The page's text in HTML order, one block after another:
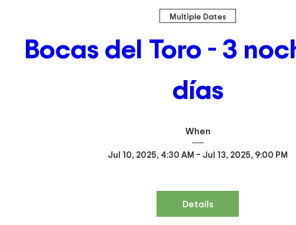
Multiple Dates
Bocas del Toro - 3
días
When
Jul 10, 2025, 4:30 AM – Jul 13, 2025, 9:00 PM
Details